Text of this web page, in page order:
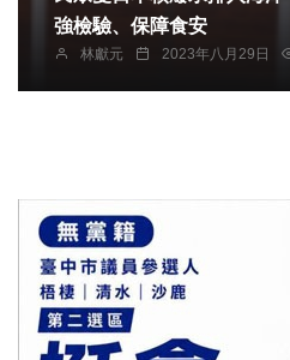
強檢驗、保障食安
林獻元 2023年八月29日